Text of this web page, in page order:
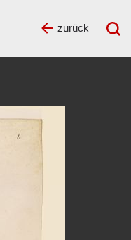
zurück